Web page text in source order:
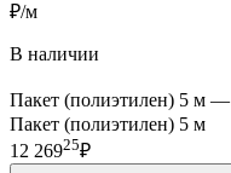
₽/м
В наличии
Пакет (полиэтилен) 5 м —
Пакет (полиэтилен) 5 м
12 26925₽